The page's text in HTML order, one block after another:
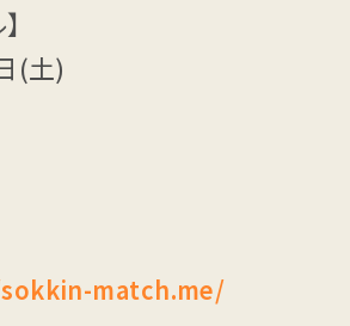
(土)
match.me/